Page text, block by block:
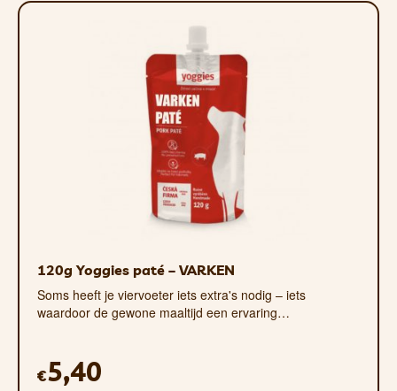
of met de verpakking onderdompelen in
warm water (max. 40 °C). Laat uw hond
niet de hele dag eten tot zijn beschikking
hebben. Bewaren in de vriezer (wij
adviseren -19°C)! Na ontdooien in een
afgesloten verpakking in de koelkast
bewaren, niet opnieuw invriezen en
uiterlijk binnen 48 uur consumeren.
TEGENWOORDIG VERPAKKEN WE
GEVULD MET EEN LAAG
POLYSTYREEN OF SPECIALE
ISOZAKKEN.
10 kan je ons deze terugsturen.
120g Yoggies paté – VARKEN
Soms heeft je viervoeter iets extra's nodig – iets
waardoor de gewone maaltijd een ervaring…
€5,40